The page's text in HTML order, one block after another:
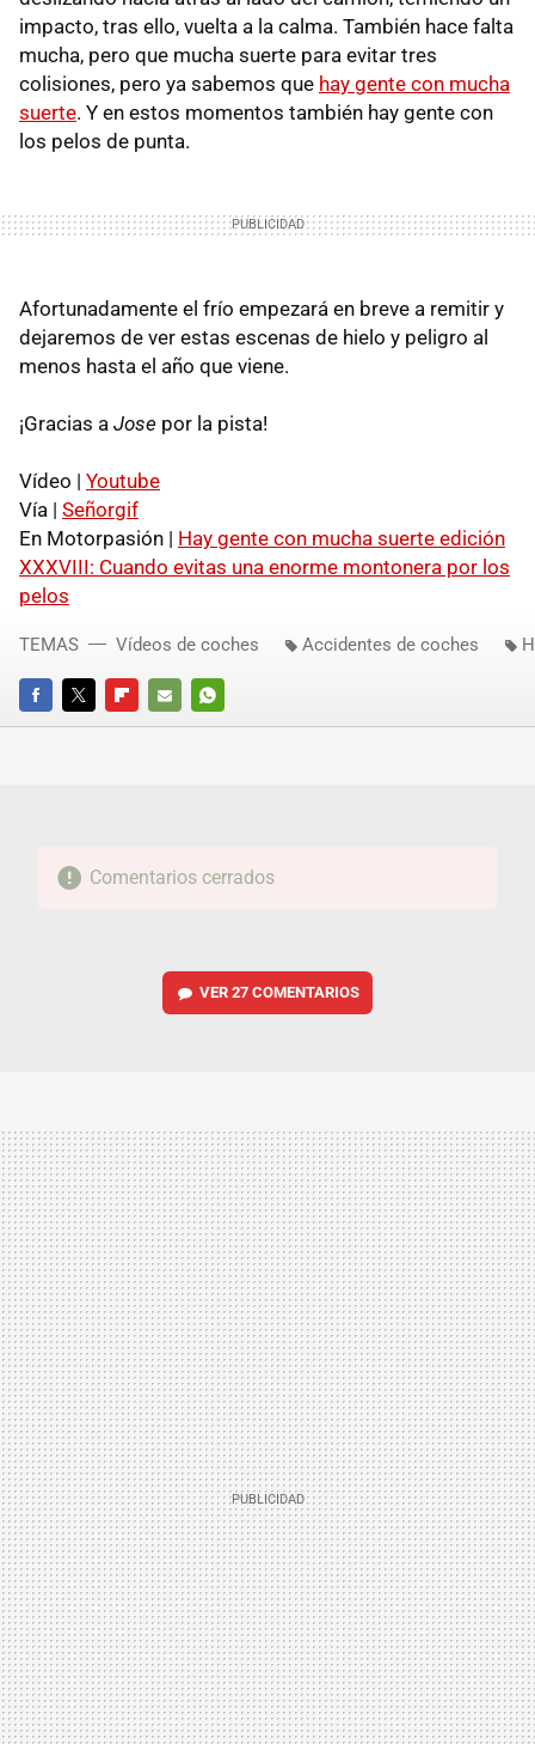
impacto, tras ello, vuelta a la calma. También hace falta
mucha, pero que mucha suerte para evitar tres
colisiones, pero ya sabemos que hay gente con mucha
suerte. Y en estos momentos también hay gente con
los pelos de punta.
Afortunadamente el frío empezará en breve a remitir y
dejaremos de ver estas escenas de hielo y peligro al
menos hasta el año que viene.
¡Gracias a Jose por la pista!
Vídeo | Youtube
Vía | Señorgif
En Motorpasión | Hay gente con mucha suerte edición
XXXVIII: Cuando evitas una enorme montonera por los
pelos
FACEBOOKTWITTERFLIPBOARD
E-
WHATSAPP
TEMAS Vídeos de coches Accidentes de coches
Comentarios cerrados
VER 27 COMENTARIOS